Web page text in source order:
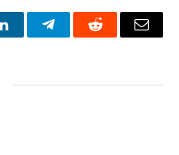
LinkedInTelegramReddit Email